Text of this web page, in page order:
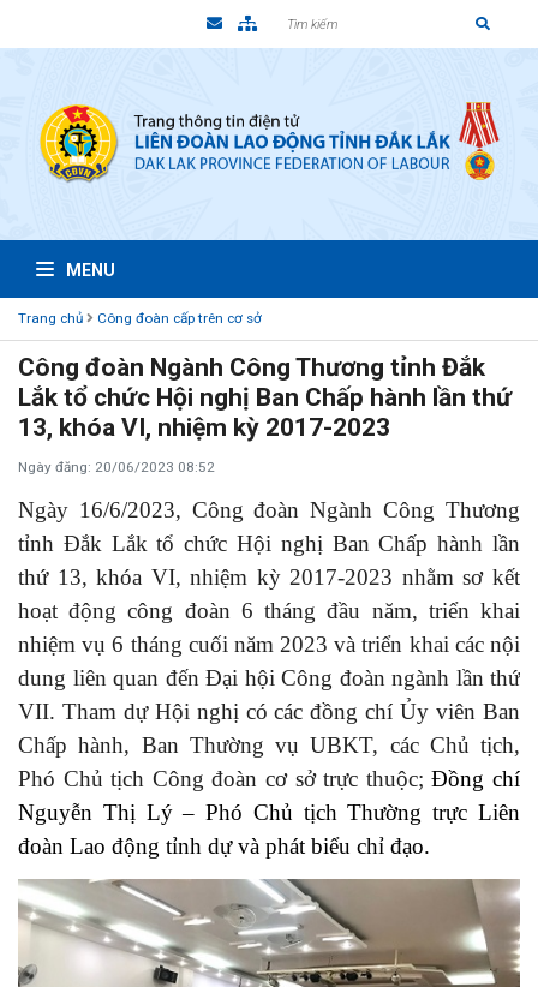
MENU
Trang chủ Công đoàn cấp trên cơ sở
Công đoàn Ngành Công Thương tỉnh Đắk
Lắk tổ chức Hội nghị Ban Chấp hành lần thứ
13, khóa VI, nhiệm kỳ 2017-2023
Ngày đăng: 20/06/2023 08:52
Ngày 16/6/2023, Công đoàn Ngành Công Thương
tỉnh Đắk Lắk tổ chức Hội nghị Ban Chấp hành lần
thứ 13, khóa VI, nhiệm kỳ 2017-2023 nhằm sơ kết
hoạt động công đoàn 6 tháng đầu năm, triển khai
nhiệm vụ 6 tháng cuối năm 2023 và triển khai các nội
dung liên quan đến Đại hội Công đoàn ngành lần thứ
VII. Tham dự Hội nghị có các đồng chí Ủy viên Ban
Chấp hành, Ban Thường vụ UBKT, các Chủ tịch,
Phó Chủ tịch Công đoàn cơ sở trực thuộc;Đồng chí
Nguyễn Thị Lý – Phó Chủ tịch Thường trực Liên
đoàn Lao động tỉnh dự và phát biểu chỉ đạo.